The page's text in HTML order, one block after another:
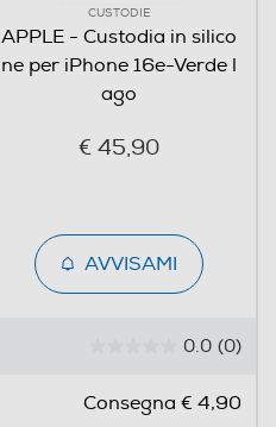
CUSTODIE
APPLE - Custodia in silico
ne per iPhone 16e-Verde l
ago
€ 45,90
AVVISAMI
0.0 (0)
Consegna € 4,90